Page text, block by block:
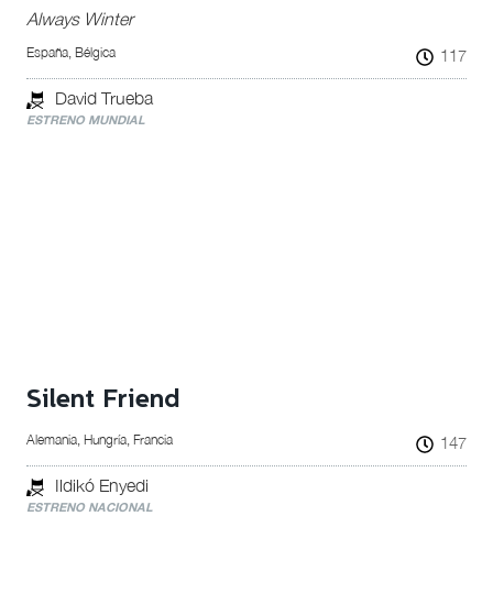
Always Winter
España, Bélgica 117
David Trueba
ESTRENO MUNDIAL
Silent Friend
Alemania, Hungría, Francia 147
Ildikó Enyedi
ESTRENO NACIONAL